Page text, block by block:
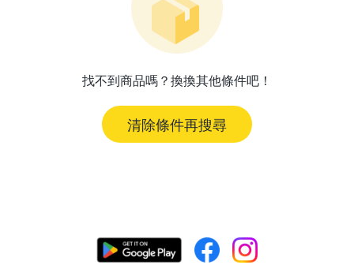
找不到商品嗎？換換其他條件吧！
清除條件再搜尋